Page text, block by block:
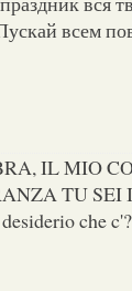
всем
IL MIO
TU SEI
che